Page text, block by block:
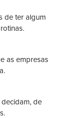
de ter algum
as empresas
de